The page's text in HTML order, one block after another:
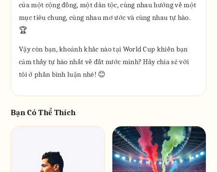
của một cộng đồng, một dân tộc, cùng nhau hướng về một
mục tiêu chung, cùng nhau mơ ước và cùng nhau tự hào.
🏆
Vậy còn bạn, khoảnh khắc nào tại World Cup khiến bạn
cảm thấy tự hào nhất về đất nước mình? Hãy chia sẻ với
tôi ở phần bình luận nhé! 😊
Bạn Có Thể Thích